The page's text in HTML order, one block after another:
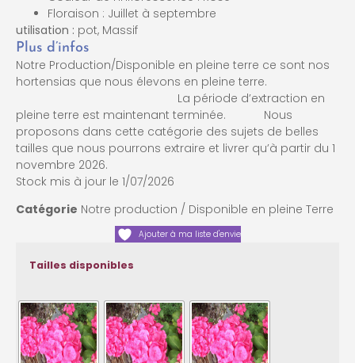
Floraison : Juillet à septembre
utilisation : pot, Massif
Plus d’infos
Notre Production/Disponible en pleine terre ce sont nos
hortensias que nous élevons en pleine terre.
La période d’extraction en
pleine terre est maintenant terminée. Nous
proposons dans cette catégorie des sujets de belles
tailles que nous pourrons extraire et livrer qu’à partir du 1
novembre 2026.
Stock mis à jour le 1/07/2026
Catégorie Notre production / Disponible en pleine Terre
Ajouter à ma liste d'envie
Tailles disponibles